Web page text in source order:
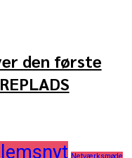
den første